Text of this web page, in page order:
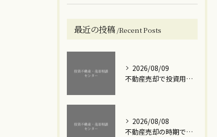
最近の投稿 Recent Posts
2026/08/09
不動産売却で投資用ワンルームを売った後の確定申告ポイントとミス防止ガイド
2026/08/08
不動産売却の時期で損しないための賢い選び方と成功のコツ